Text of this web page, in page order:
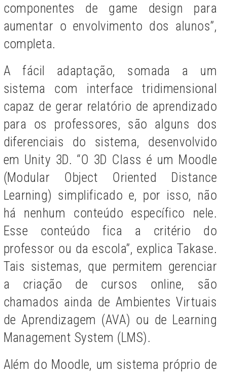
componentes de game design para
aumentar o envolvimento dos alunos”,
completa.
A fácil adaptação, somada a um
sistema com interface tridimensional
capaz de gerar relatório de aprendizado
para os professores, são alguns dos
diferenciais do sistema, desenvolvido
em Unity 3D. “O 3D Class é um Moodle
(Modular Object Oriented Distance
Learning) simplificado e, por isso, não
há nenhum conteúdo específico nele.
Esse conteúdo fica a critério do
professor ou da escola”, explica Takase.
Tais sistemas, que permitem gerenciar
a criação de cursos online, são
chamados ainda de Ambientes Virtuais
de Aprendizagem (AVA) ou de Learning
Management System (LMS).
Além do Moodle, um sistema próprio de